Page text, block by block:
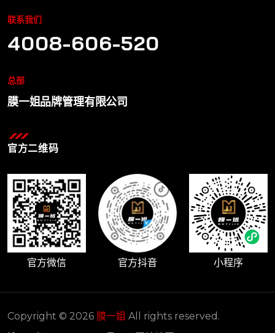
联系我们
4008-606-520
总部
膜一姐品牌管理有限公司
官方二维码
官方微信 官方抖音 小程序
Copyright © 2026 膜一姐 All rights reserved.